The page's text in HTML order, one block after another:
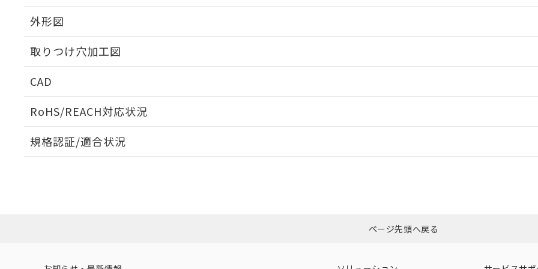
外形図
取りつけ穴加工図
CAD
RoHS/REACH対応状況
EU RoHS 注意事項・凡例
ダウンロードはこちら
規格認証/適合状況
ページ先頭へ戻る